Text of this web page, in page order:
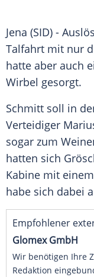
Jena (SID) -
Talfahrt mit nur
hatte aber auch
Wirbel gesorgt.
Schmitt soll in
Verteidiger
sogar zum
hatten sich
Kabine mit
habe sich dabei
Empfohlener
Glomex GmbH
Wir benötigen Ihre
Redaktion